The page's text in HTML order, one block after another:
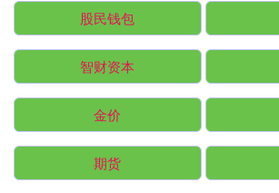
股民钱包
智财资本
金价
期货